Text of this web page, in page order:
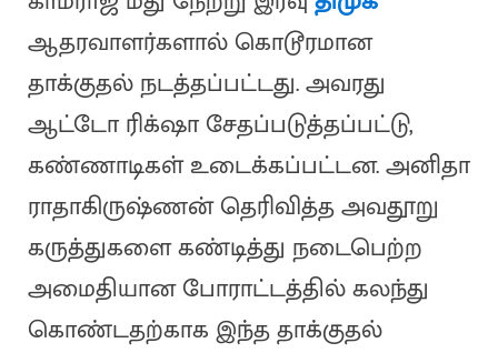
ஆதரவாளர்களால் கொடூரமான
தாக்குதல் நடத்தப்பட்டது. அவரது
ஆட்டோ ரிக்‌ஷா சேதப்படுத்தப்பட்டு,
கண்ணாடிகள் உடைக்கப்பட்டன. அனிதா
ராதாகிருஷ்ணன் தெரிவித்த அவதூறு
கருத்துகளை கண்டித்து நடைபெற்ற
அமைதியான போராட்டத்தில் கலந்து
கொண்டதற்காக இந்த தாக்குதல்